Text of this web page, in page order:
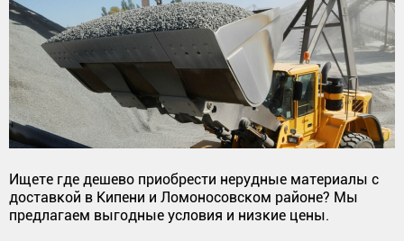
Ищете где дешево приобрести нерудные материалы с
доставкой в Кипени и Ломоносовском районе? Мы
предлагаем выгодные условия и низкие цены.